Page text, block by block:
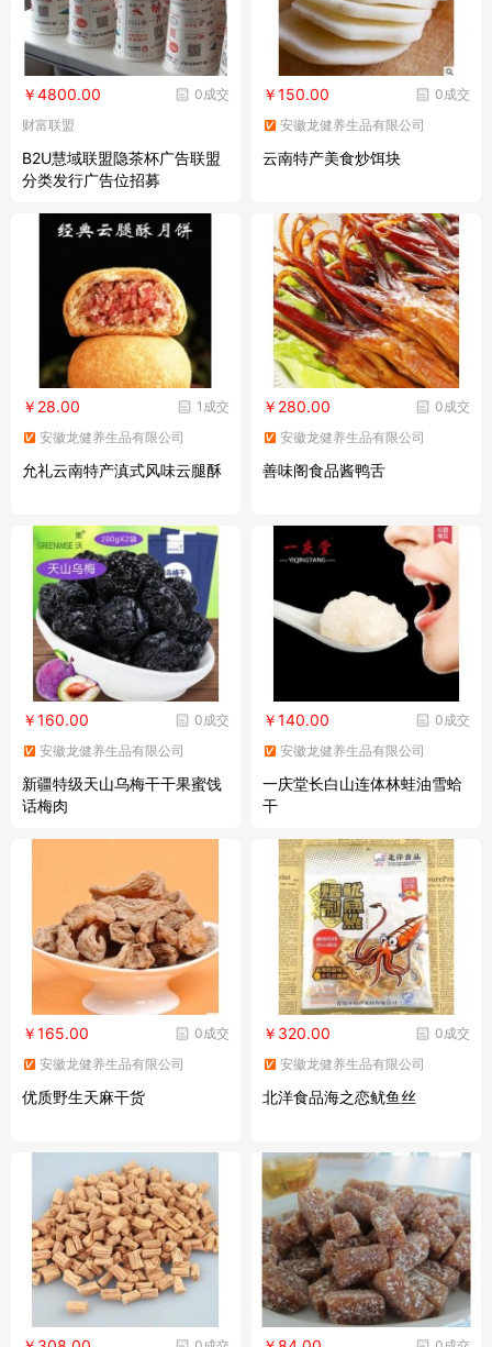
0成交
￥4800.00
财富联盟
B2U慧域联盟隐茶杯广告联盟
分类发行广告位招募
0成交
￥150.00
安徽龙健养生品有限公司
云南特产美食炒饵块
1成交
￥28.00
安徽龙健养生品有限公司
允礼云南特产滇式风味云腿酥
0成交
￥280.00
安徽龙健养生品有限公司
善味阁食品酱鸭舌
0成交
￥160.00
安徽龙健养生品有限公司
新疆特级天山乌梅干干果蜜饯
话梅肉
0成交
￥140.00
安徽龙健养生品有限公司
一庆堂长白山连体林蛙油雪蛤
干
0成交
￥165.00
安徽龙健养生品有限公司
优质野生天麻干货
0成交
￥320.00
安徽龙健养生品有限公司
北洋食品海之恋鱿鱼丝